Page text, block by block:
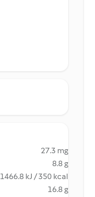
27.3 mg
8.8 g
1466.8 kJ / 350 kcal
16.8 g